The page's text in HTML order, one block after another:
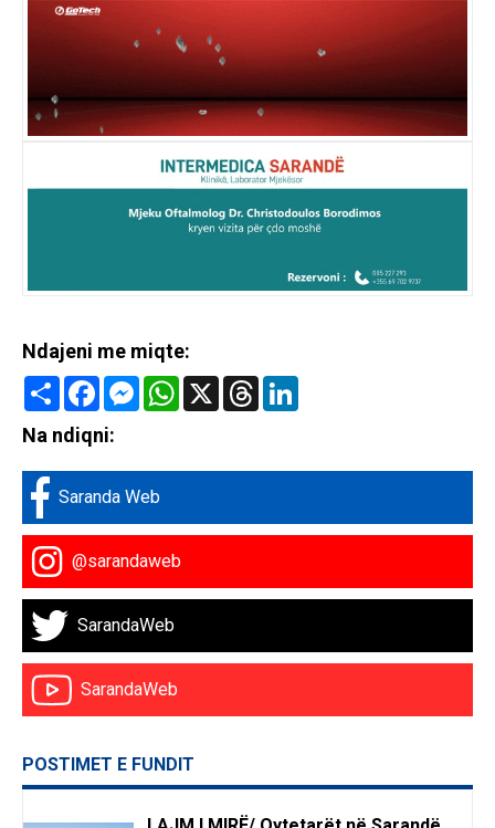
Ndajeni me miqte:
Share FacebookMessenger
WhatsApp
X Threads
Na ndiqni:
Saranda Web
@sarandaweb
SarandaWeb
SarandaWeb
POSTIMET E FUNDIT